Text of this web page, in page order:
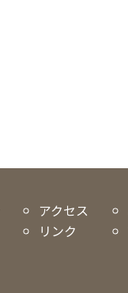
アクセス
リンク